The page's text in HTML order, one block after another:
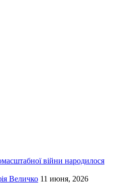
війни народилося
Величко 11 июня, 2026